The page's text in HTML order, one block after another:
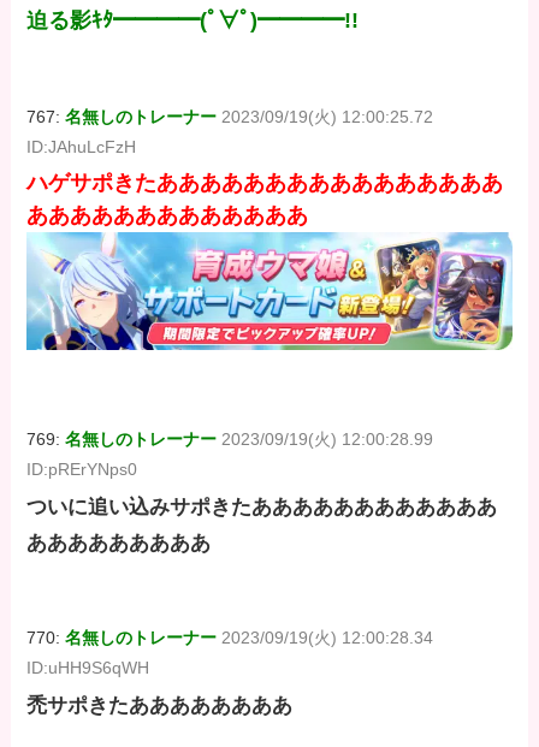
迫る影ｷﾀ━━━━(ﾟ∀ﾟ)━━━━!!
767:名無しのトレーナー 2023/09/19(火) 12:00:25.72
ID:JAhuLcFzH
ハゲサポきたああああああああああああああああ
あああああああああああああ
769:名無しのトレーナー 2023/09/19(火) 12:00:28.99
ID:pRErYNps0
ついに追い込みサポきたああああああああああああ
あああああああああ
770:名無しのトレーナー 2023/09/19(火) 12:00:28.34
ID:uHH9S6qWH
禿サポきたああああああああ